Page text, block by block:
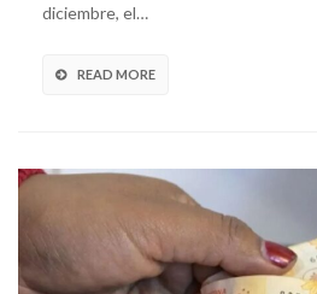
diciembre, el…
READ MORE